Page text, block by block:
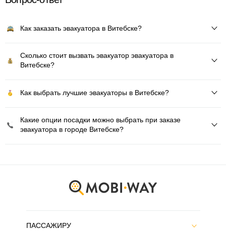
Как заказать эвакуатора в Витебске?
Сколько стоит вызвать эвакуатор эвакуатора в
Витебске?
Как выбрать лучшие эвакуаторы в Витебске?
Какие опции посадки можно выбрать при заказе
эвакуатора в городе Витебске?
ПАССАЖИРУ